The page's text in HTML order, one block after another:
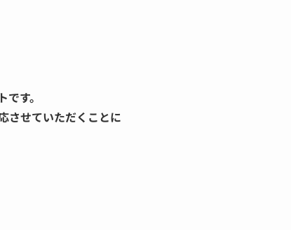
す。
させていただくことに